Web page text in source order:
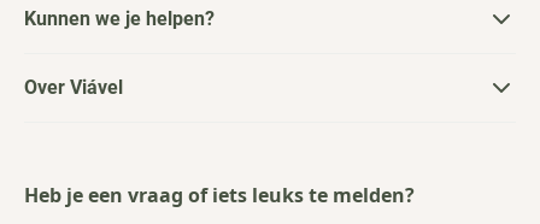
Kunnen we je helpen?
Over Viável
Heb je een vraag of iets leuks te melden?